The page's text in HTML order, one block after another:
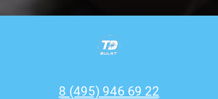
8 (495) 946 69 22